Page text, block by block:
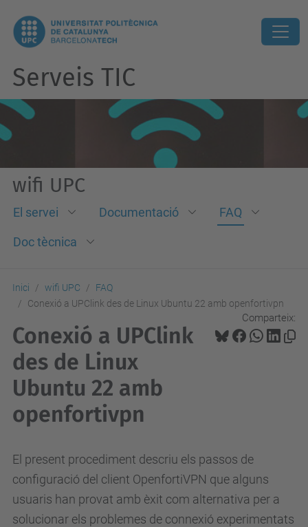
Serveis TIC
wifi UPC
El servei Documentació FAQ
Doc tècnica
Inici wifi UPC
FAQ
Conexió a UPClink des de Linux Ubuntu 22 amb openfortivpn
Comparteix:
Conexió a UPClink
des de Linux
Ubuntu 22 amb
openfortivpn
El present procediment descriu els passos de
configuració del client OpenfortiVPN que alguns
usuaris han provat amb èxit com alternativa per a
solucionar els problemes de connexió experimentats